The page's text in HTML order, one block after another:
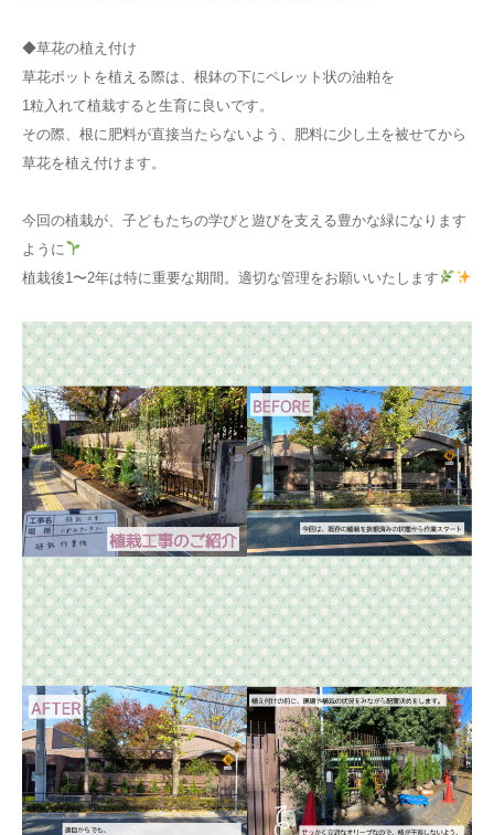
◆草花の植え付け
草花ポットを植える際は、根鉢の下にペレット状の油粕を
1粒入れて植栽すると生育に良いです。
その際、根に肥料が直接当たらないよう、肥料に少し土を被せてから
草花を植え付けます。
今回の植栽が、子どもたちの学びと遊びを支える豊かな緑になります
ように
植栽後1〜2年は特に重要な期間。適切な管理をお願いいたします